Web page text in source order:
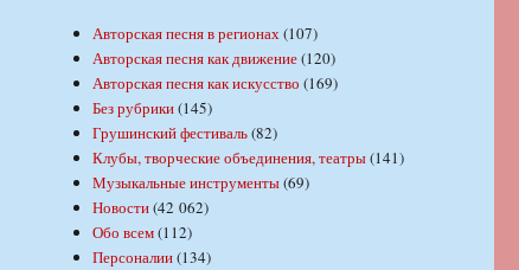
Авторская песня в регионах(107)
Авторская песня как движение(120)
Авторская песня как искусство (169)
Без рубрики(145)
Грушинский фестиваль(82)
Клубы, творческие объединения, театры(141)
Музыкальные инструменты(69)
Новости(42 062)
Обо всем(112)
Персоналии(134)